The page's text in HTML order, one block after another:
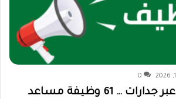
0
وظائف تعليمية عبر جدارات … 61 وظيفة مساعد